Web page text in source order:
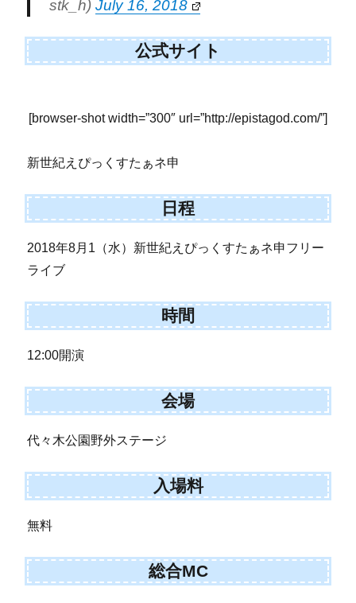
stk_h)July 16, 2018
公式サイト
[browser-shot width=”300″ url=”http://epistagod.com/”]
新世紀えぴっくすたぁネ申
日程
2018年8月1（水）新世紀えぴっくすたぁネ申フリー
ライブ
時間
12:00開演
会場
代々木公園野外ステージ
入場料
無料
総合MC